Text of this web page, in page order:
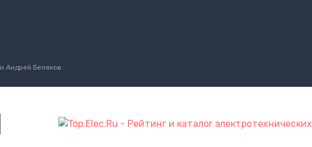
и Андрей Беляков